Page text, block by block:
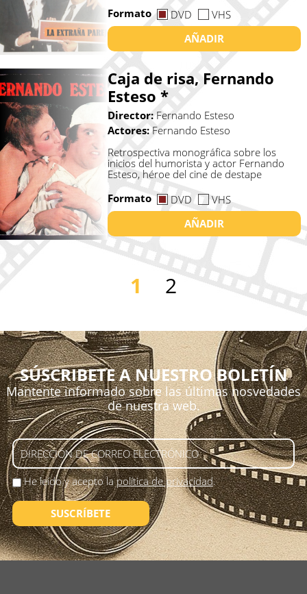
Formato
DVD
VHS
AÑADIR
Caja de risa, Fernando
Esteso *
Director: Fernando Esteso
Actores: Fernando Esteso
Retrospectiva monográfica sobre los
inicios del humorista y actor Fernando
Esteso, héroe del cine de destape
Formato
DVD
VHS
AÑADIR
1 2
SÚSCRIBETE A NUESTRO BOLETÍN
Mantente informado sobre las últimas nosvedades
de nuestra web.
He leído y acepto lapolítica de privacidad.
SUSCRÍBETE